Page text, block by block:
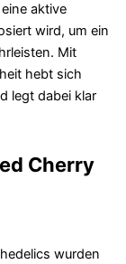
aktive
wird, um ein
Mit
hebt sich
legt dabei klar
Cherry
wurden